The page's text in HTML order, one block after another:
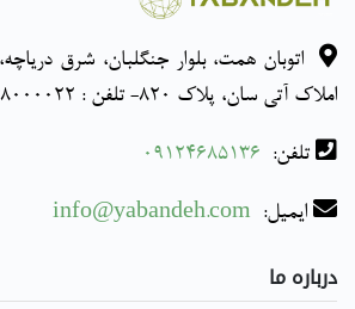
اتوبان همت، بلوار جنگلبان، شرق دریاچه،
املاک آتی سان، پلاک 820- تلفن : 48000022 داخلی مدیریت 103
تلفن: 09124685136
ایمیل: info@yabandeh.com
درباره ما